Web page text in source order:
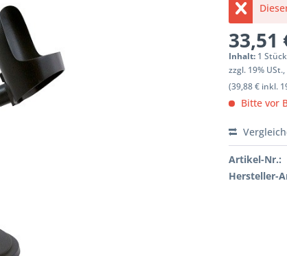
33,51
Inhalt: 1 Stück
zzgl. 19% USt.,
(39,88 € inkl.
Bitte vor
Artikel-Nr.:
Hersteller-